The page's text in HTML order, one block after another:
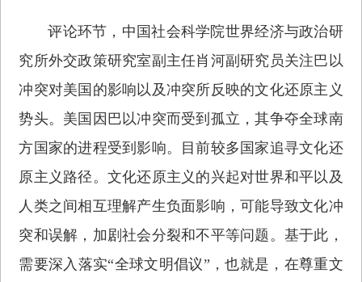
评论环节，中国社会科学院世界经济与政治研
究所外交政策研究室副主任肖河副研究员关注巴以
冲突对美国的影响以及冲突所反映的文化还原主义
势头。美国因巴以冲突而受到孤立，其争夺全球南
方国家的进程受到影响。目前较多国家追寻文化还
原主义路径。文化还原主义的兴起对世界和平以及
人类之间相互理解产生负面影响，可能导致文化冲
突和误解，加剧社会分裂和不平等问题。基于此，
需要深入落实“全球文明倡议”，也就是，在尊重文